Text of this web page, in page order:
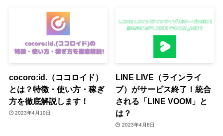
cocoro:id.（ココロイド）
とは？特徴・使い方・稼ぎ
方を徹底解説します！
2023年4月10日
LINE LIVE（ラインライ
ブ）がサービス終了！統合
される「LINE VOOM」と
は？
2023年4月8日